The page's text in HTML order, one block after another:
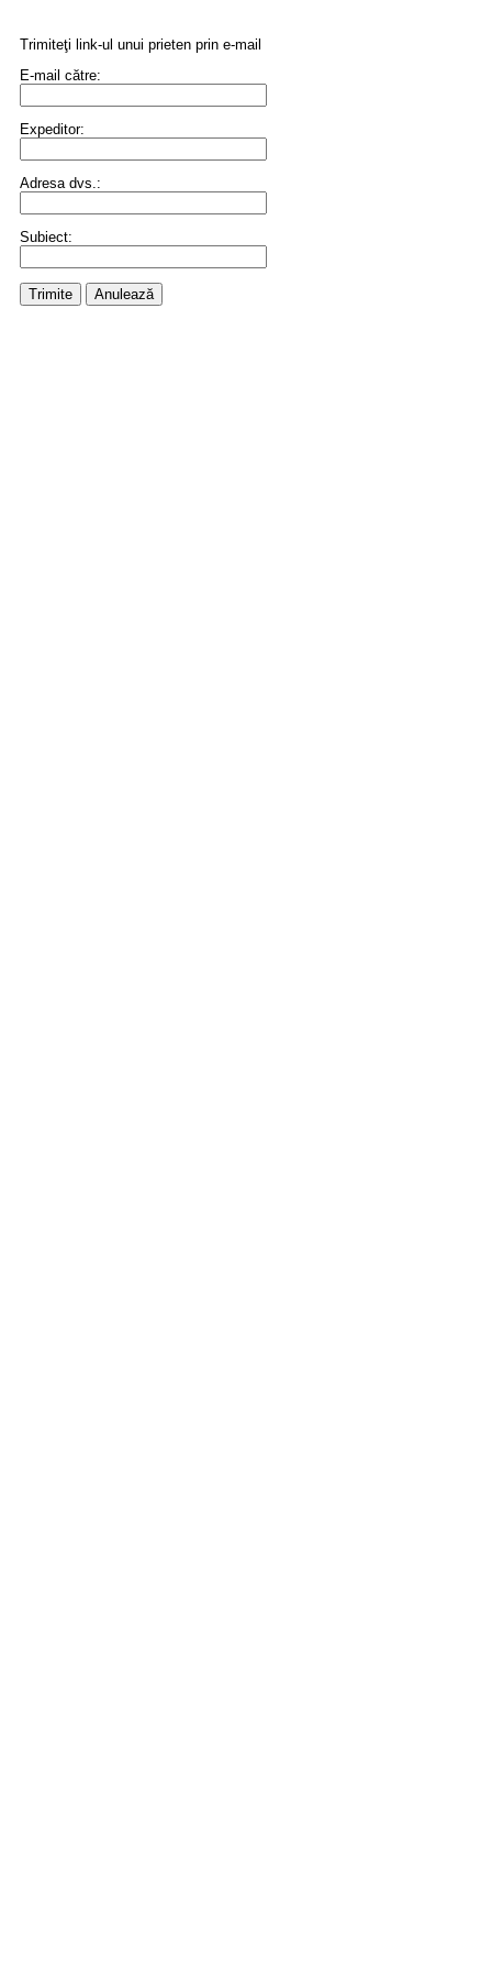
Trimiteţi link-ul unui prieten prin e-mail
E-mail către:
Expeditor:
Adresa dvs.:
Subiect:
Trimite Anulează